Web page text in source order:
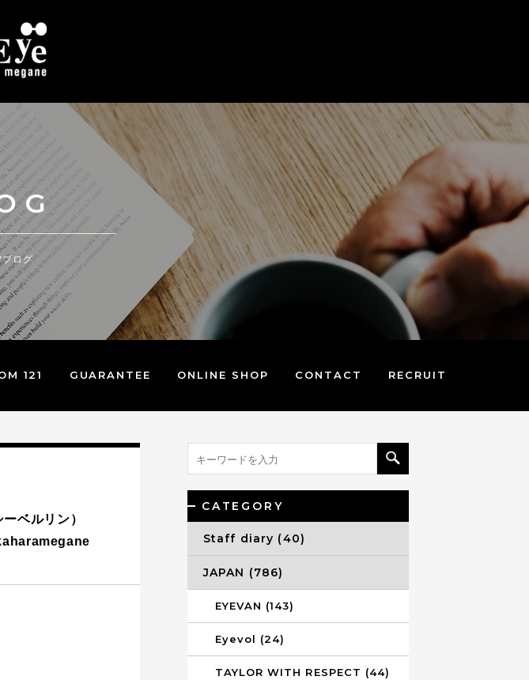
ブログ
121 GUARANTEE ONLINE SHOP CONTACT RECRUIT
ベルリン）
CATEGORY
Staff diary (40)
JAPAN (786)
EYEVAN (143)
Eyevol (24)
TAYLOR WITH RESPECT (44)